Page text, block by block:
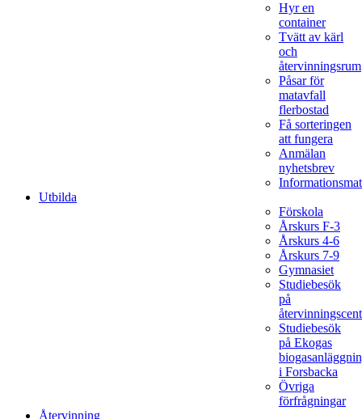
Hyr en
container
Tvätt av kärl
och
återvinningsrum
Påsar för
matavfall
flerbostad
Få sorteringen
att fungera
Anmälan
nyhetsbrev
Utbilda
Förskola
Årskurs F-3
Årskurs 4-6
Årskurs 7-9
Gymnasiet
Studiebesök
på
Studiebesök
på Ekogas
i Forsbacka
Övriga
förfrågningar
Återvinning